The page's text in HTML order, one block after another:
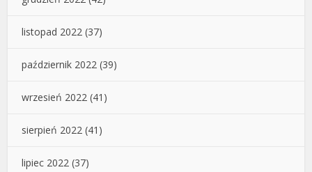
listopad 2022 (37)
październik 2022 (39)
wrzesień 2022 (41)
sierpień 2022 (41)
lipiec 2022 (37)